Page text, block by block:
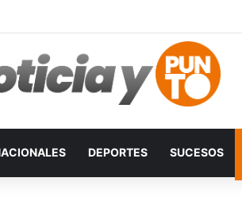
DEPORTES SUCESOS